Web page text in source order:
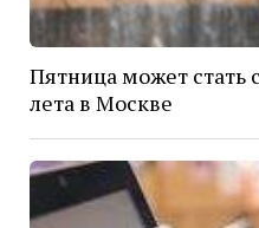
Пятница может
лета в Москве